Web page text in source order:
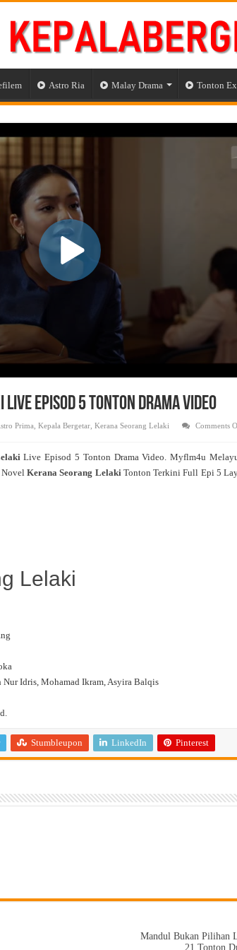
Astro Ria Malay Drama Tonton
Episod 5 Tonton Drama Video
Prima Kepala Bergetar, Kerana Seorang Lelaki Comments
Live Episod 5 Tonton Drama Video. Myflm4u
NovelKerana Seorang Lelaki Tonton Terkini Full Epi 5
Lelaki
Nur Idris, Mohamad Ikram, Asyira Balqis
Stumbleupon LinkedIn Pinterest
Mandul Bukan Pilihan
21 Tonton